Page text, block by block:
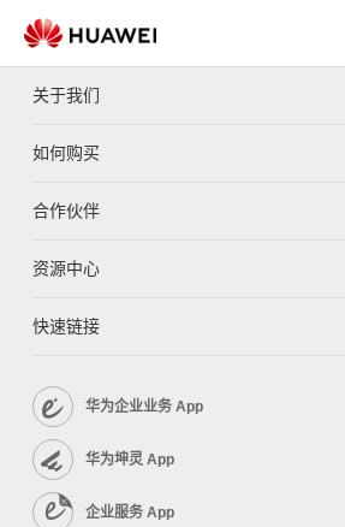
关于我们
如何购买
合作伙伴
资源中心
快速链接
华为企业业务 App
华为坤灵 App
企业服务 App